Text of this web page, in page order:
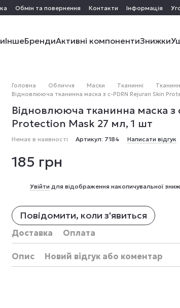
Обмін та повернення Контакти Інформація
ІншеБрендиАктивні компонентиЗнижки
Головна Обличчя Маски Тканинні
Відновлююча тканинна маска з c-PDRN Rejuran Skin
Відновлююча тканинна маска з
Protection Mask 27 мл, 1 шт
Немає в наявності Артикул: 7184 Написати відгук
185 грн
Увійти для відображення накопичувальної
Повідомити, коли з'явиться
Доставка Оплата
Опис Новий відгук або коментар